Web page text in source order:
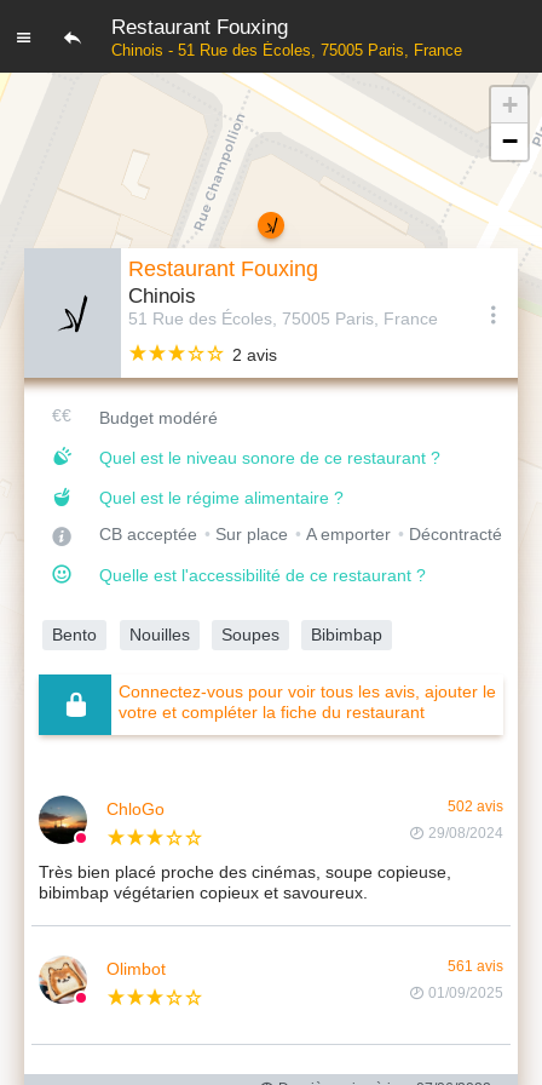
Restaurant Fouxing
Chinois - 51 Rue des Écoles, 75005 Paris, France
Restaurant Fouxing
Chinois
51 Rue des Écoles, 75005 Paris, France
2 avis
Budget modéré
Quel est le niveau sonore de ce restaurant ?
Quel est le régime alimentaire ?
CB acceptée
Sur place A emporter Décontracté
Quelle est l'accessibilité de ce restaurant ?
Bento Nouilles Soupes Bibimbap
Connectez-vous pour voir tous les avis, ajouter le
votre et compléter la fiche du restaurant
ChloGo
502 avis
29/08/2024
Très bien placé proche des cinémas, soupe copieuse,
bibimbap végétarien copieux et savoureux.
Olimbot
561 avis
01/09/2025
+
−